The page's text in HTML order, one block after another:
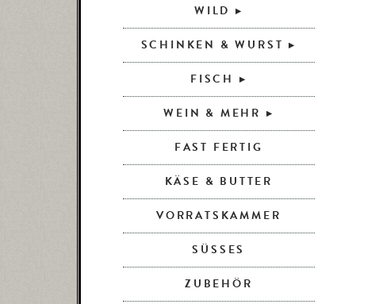
WILD
SCHINKEN & WURST
FISCH
WEIN & MEHR
FAST FERTIG
KÄSE & BUTTER
VORRATSKAMMER
SÜSSES
ZUBEHÖR